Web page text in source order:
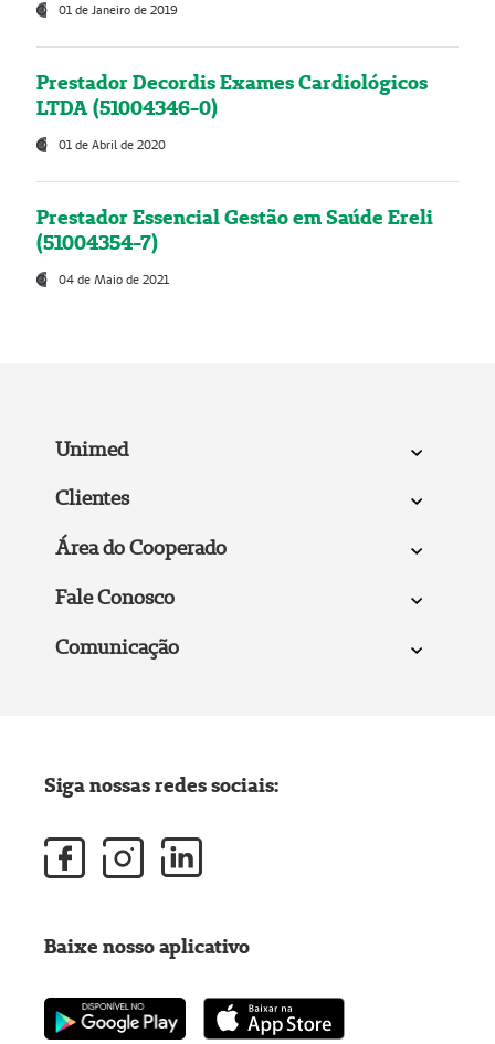
01 de Janeiro de 2019
Prestador Decordis Exames Cardiológicos
LTDA (51004346-0)
01 de Abril de 2020
Prestador Essencial Gestão em Saúde Ereli
(51004354-7)
04 de Maio de 2021
Unimed
Clientes
Área do Cooperado
Fale Conosco
Comunicação
Siga nossas redes sociais:
Baixe nosso aplicativo